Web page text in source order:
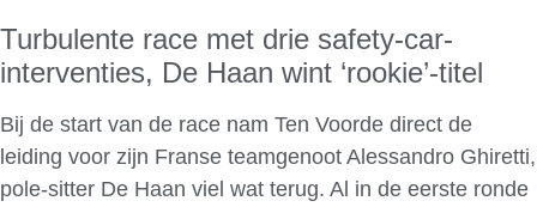
Turbulente race met drie safety-car-
interventies, De Haan wint ‘rookie’-titel
Bij de start van de race nam Ten Voorde direct de
leiding voor zijn Franse teamgenoot Alessandro Ghiretti,
pole-sitter De Haan viel wat terug. Al in de eerste ronde